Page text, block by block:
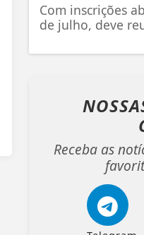
Com inscrições
de julho, deve
Receba as